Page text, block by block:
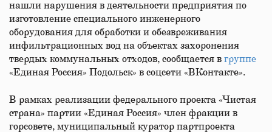
нашли нарушения в деятельности предприятия по
изготовление специального инженерного
оборудования для обработки и обезвреживания
инфильтрационных вод на объектах захоронения
твердых коммунальных отходов, сообщается в группе
«Единая Россия» Подольск» в соцсети «ВКонтакте».
В рамках реализации федерального проекта «Чистая
страна» партии «Единая Россия» член фракции в
горсовете, муниципальный куратор партпроекта